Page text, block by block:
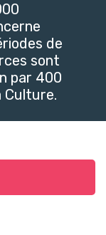
de
sont
par 400
Culture.​